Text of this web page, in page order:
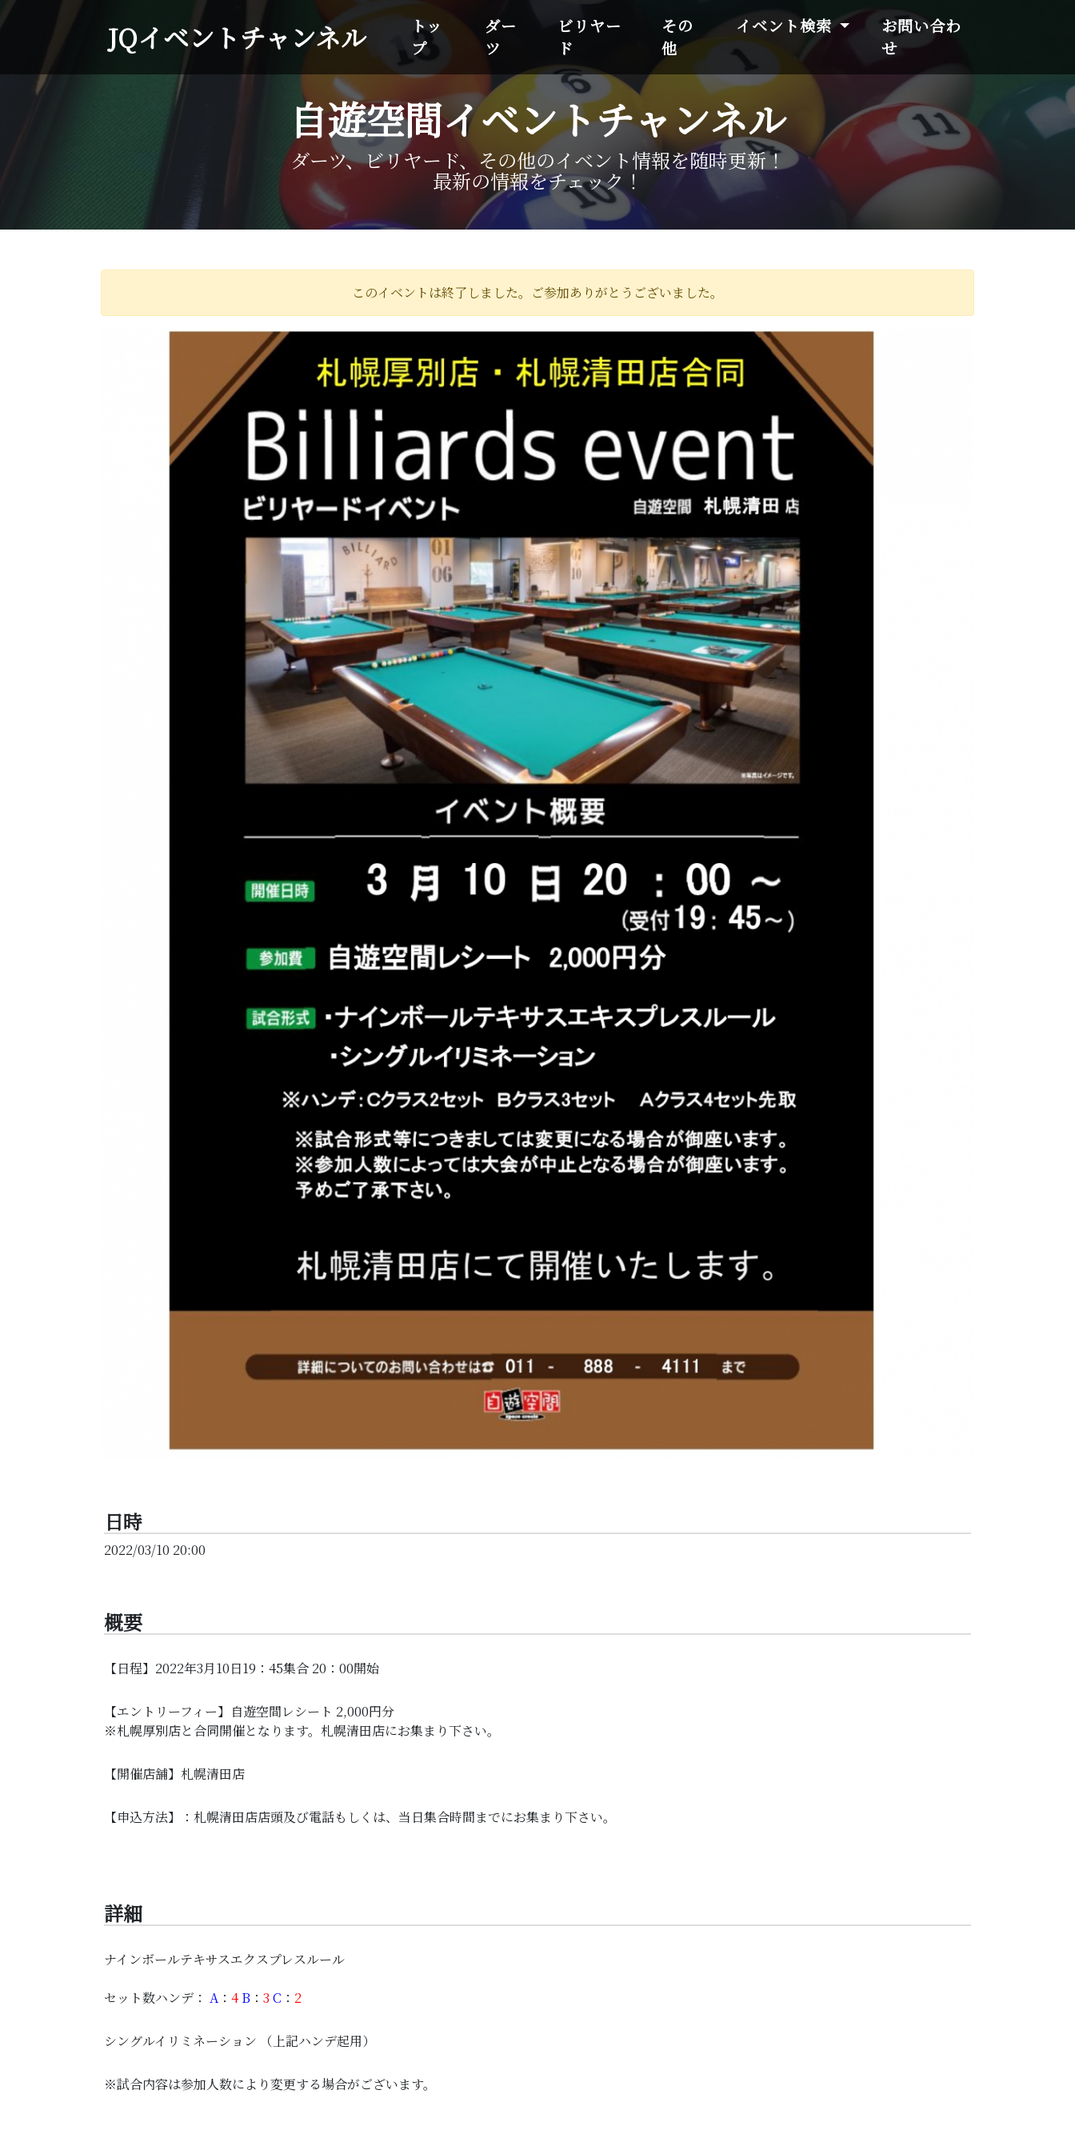
JQイベントチャンネル
トッ
プ
ダー
ツ
ビリヤー
ド
その
他
イベント検索
お問い合わ
せ
自遊空間イベントチャンネル
ダーツ、ビリヤード、その他のイベント情報を随時更新！
最新の情報をチェック！
このイベントは終了しました。ご参加ありがとうございました。
日時
2022/03/10 20:00
概要
【日程】2022年3月10日19：45集合 20：00開始
【エントリーフィー】自遊空間レシート 2,000円分
※札幌厚別店と合同開催となります。札幌清田店にお集まり下さい。
【開催店舗】札幌清田店
【申込方法】：札幌清田店店頭及び電話もしくは、当日集合時間までにお集まり下さい。
詳細
ナインボールテキサスエクスプレスルール
セット数ハンデ： A： 4 B ： 3 C ： 2
シングルイリミネーション （上記ハンデ起用）
※試合内容は参加人数により変更する場合がございます。